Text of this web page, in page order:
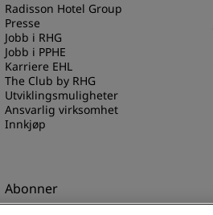
Radisson Hotel Group
Presse
Jobb i RHG
Jobb i PPHE
Karriere EHL
The Club by RHG
Utviklingsmuligheter
Ansvarlig virksomhet
Innkjøp
Abonner